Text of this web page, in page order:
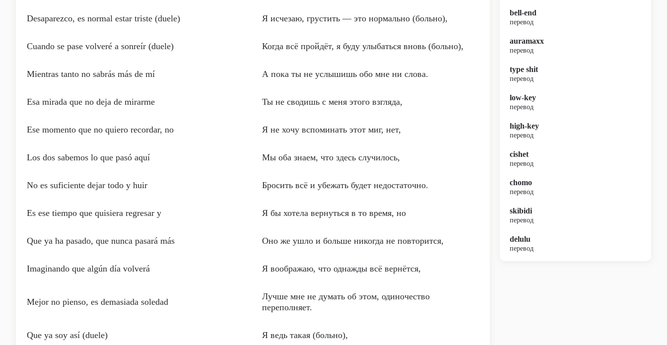
Desaparezco, es normal estar triste (duele) Я исчезаю, грустить — это нормально (больно),
Cuando se pase volveré a sonreír (duele) Когда всё пройдёт, я буду улыбаться вновь (больно),
Mientras tanto no sabrás más de mí А пока ты не услышишь обо мне ни слова.
Esa mirada que no deja de mirarme Ты не сводишь с меня этого взгляда,
Ese momento que no quiero recordar, no Я не хочу вспоминать этот миг, нет,
Los dos sabemos lo que pasó aquí Мы оба знаем, что здесь случилось,
No es suficiente dejar todo y huir Бросить всё и убежать будет недостаточно.
Es ese tiempo que quisiera regresar y Я бы хотела вернуться в то время, но
Que ya ha pasado, que nunca pasará más Оно же ушло и больше никогда не повторится,
Imaginando que algún día volverá Я воображаю, что однажды всё вернётся,
Mejor no pienso, es demasiada soledad
Лучше мне не думать об этом, одиночество
переполняет.
Que ya soy así (duele) Я ведь такая (больно),
bell-end
перевод
auramaxx
перевод
type shit
перевод
low-key
перевод
high-key
перевод
cishet
перевод
chomo
перевод
skibidi
перевод
delulu
перевод